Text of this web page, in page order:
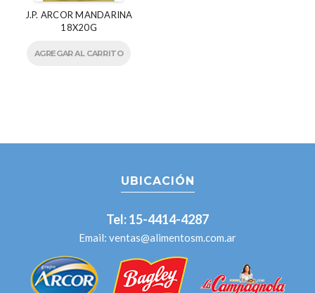
J.P. ARCOR MANDARINA
18X20G
AGREGAR AL CARRITO
UBICACIÓN
Tel: 15-4414-4287
Email: ventas@alimentosm.com.ar